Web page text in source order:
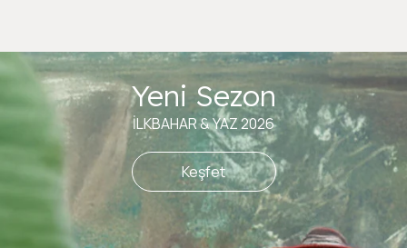
Yeni Sezon
İLKBAHAR & YAZ 2026
Keşfet